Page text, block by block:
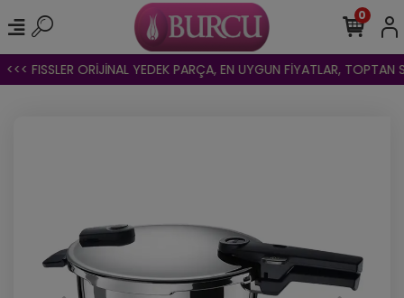
FISSLER ORİJİNAL YEDEK PARÇA, EN UYGUN FİYATLAR, TOPTAN
0